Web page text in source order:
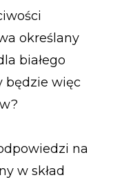
określany
białego
będzie więc
na
w skład